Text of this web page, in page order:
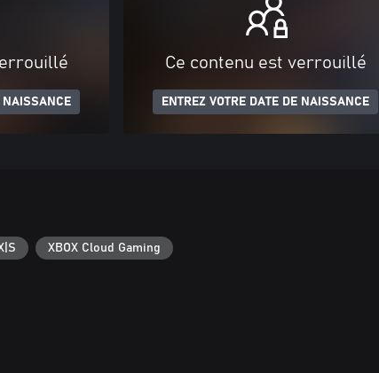
NAISSANCE
Ce contenu est verrouillé
ENTREZ VOTRE DATE DE NAISSANCE
XBOX Cloud Gaming